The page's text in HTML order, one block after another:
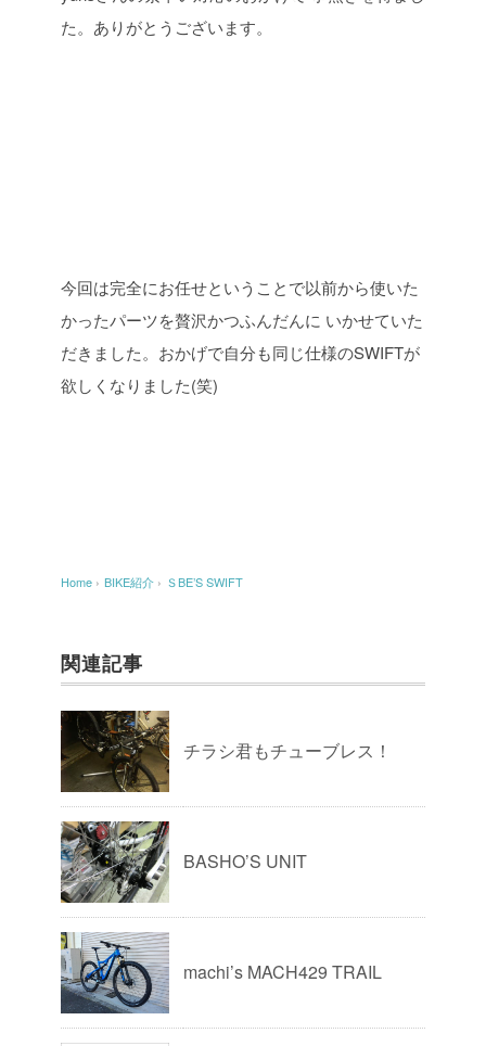
た。ありがとうございます。
今回は完全にお任せということで以前から使いた
かったパーツを贅沢かつふんだんに いかせていた
だきました。おかげで自分も同じ仕様のSWIFTが
欲しくなりました(笑)
Home › BIKE紹介 › ＳBE’S SWIFT
関連記事
チラシ君もチューブレス！
BASHO’S UNIT
machi’s MACH429 TRAIL